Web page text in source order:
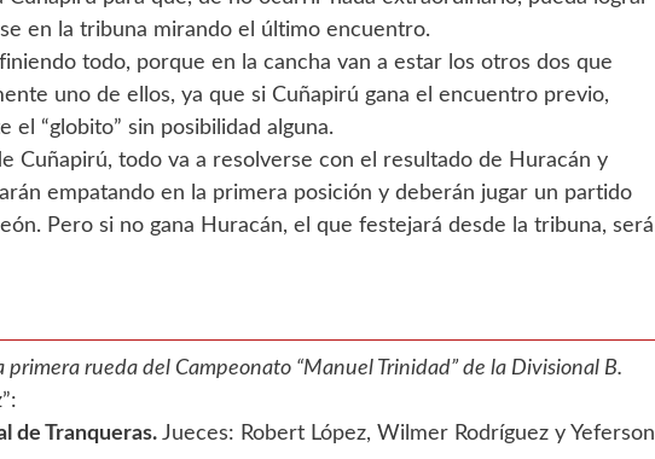
en la tribuna mirando el último encuentro.
todo, porque en la cancha van a estar los otros dos que
uno de ellos, ya que si Cuñapirú gana el encuentro previo,
el “globito” sin posibilidad alguna.
Cuñapirú, todo va a resolverse con el resultado de Huracán y
empatando en la primera posición y deberán jugar un partido
Pero si no gana Huracán, el que festejará desde la tribuna, será
rueda del Campeonato “Manuel Trinidad” de la Divisional B.
de Tranqueras. Jueces: Robert López, Wilmer Rodríguez y Yeferson